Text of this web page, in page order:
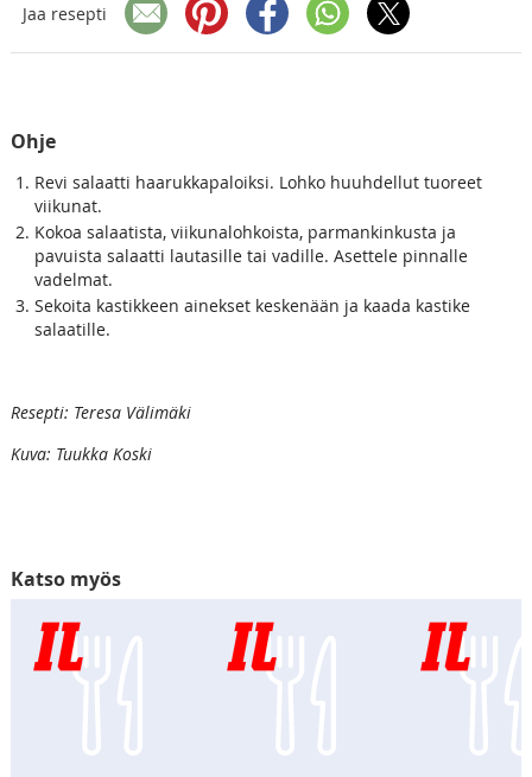
Jaa resepti
Ohje
Revi salaatti haarukkapaloiksi. Lohko huuhdellut tuoreet
viikunat.
Kokoa salaatista, viikunalohkoista, parmankinkusta ja
pavuista salaatti lautasille tai vadille. Asettele pinnalle
vadelmat.
Sekoita kastikkeen ainekset keskenään ja kaada kastike
salaatille.
Resepti: Teresa Välimäki
Kuva: Tuukka Koski
Katso myös